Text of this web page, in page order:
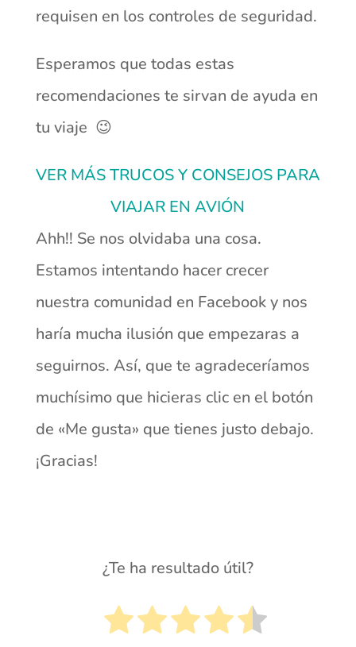
requisen en los controles de seguridad.
Esperamos que todas estas
recomendaciones te sirvan de ayuda en
tu viaje 😉
VER MÁS TRUCOS Y CONSEJOS PARA
VIAJAR EN AVIÓN
Ahh!! Se nos olvidaba una cosa.
Estamos intentando hacer crecer
nuestra comunidad en Facebook y nos
haría mucha ilusión que empezaras a
seguirnos. Así, que te agradeceríamos
muchísimo que hicieras clic en el botón
de «Me gusta» que tienes justo debajo.
¡Gracias!
¿Te ha resultado útil?